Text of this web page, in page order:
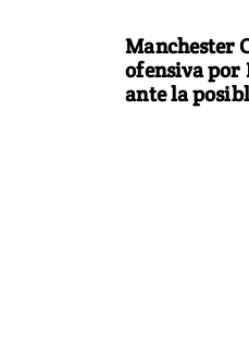
Manchester
ofensiva por
ante la